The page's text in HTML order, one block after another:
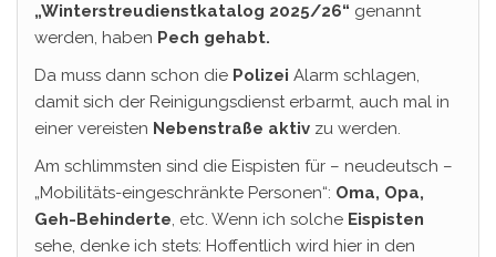
„Winterstreudienstkatalog 2025/26“ genannt
werden, haben Pech gehabt.
Da muss dann schon die Polizei Alarm schlagen,
damit sich der Reinigungsdienst erbarmt, auch mal in
einer vereisten Nebenstraße aktiv zu werden.
Am schlimmsten sind die Eispisten für – neudeutsch –
„Mobilitäts-eingeschränkte Personen“: Oma, Opa,
Geh-Behinderte, etc. Wenn ich solche Eispisten
sehe, denke ich stets: Hoffentlich wird hier in den